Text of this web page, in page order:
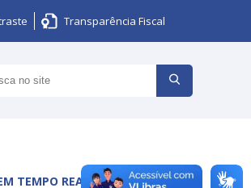
Transparência Fiscal
TEMPO REAL